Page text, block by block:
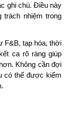
ghi chú. Điều này
trách nhiệm trong
F&B, tạp hóa, thời
ca rõ ràng giúp
Không cần đợi
có thể được kiểm